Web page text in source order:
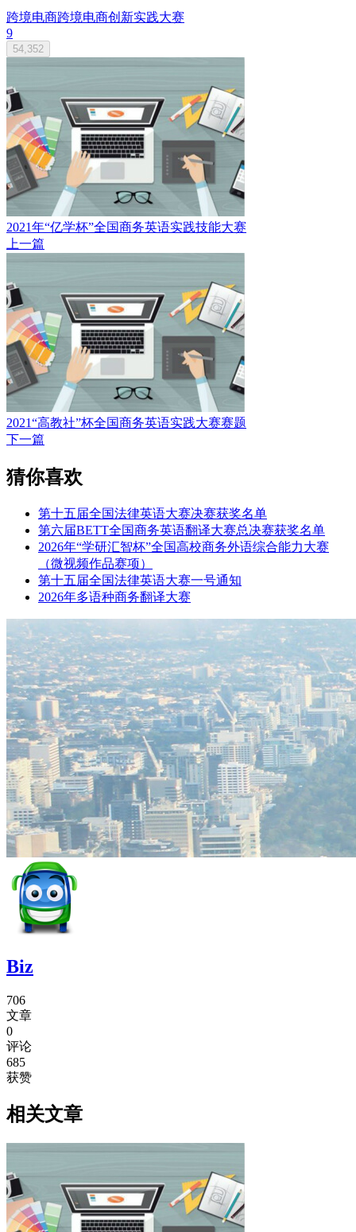
跨境电商跨境电商创新实践大赛
9
54,352
2021年“亿学杯”全国商务英语实践技能大赛
上一篇
2021“高教社”杯全国商务英语实践大赛赛题
下一篇
猜你喜欢
第十五届全国法律英语大赛决赛获奖名单
第六届BETT全国商务英语翻译大赛总决赛获奖名单
2026年“学研汇智杯”全国高校商务外语综合能力大赛
（微视频作品赛项）
第十五届全国法律英语大赛一号通知
2026年多语种商务翻译大赛
Biz
706
文章
0
评论
685
获赞
相关文章